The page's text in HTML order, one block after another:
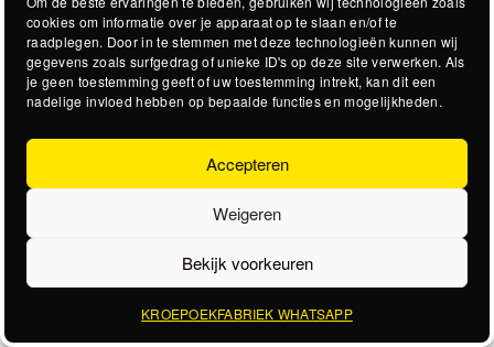
cookies om informatie over je apparaat op te slaan en/of te
raadplegen. Door in te stemmen met deze technologieën kunnen wij
gegevens zoals surfgedrag of unieke ID's op deze site verwerken. Als
je geen toestemming geeft of uw toestemming intrekt, kan dit een
nadelige invloed hebben op bepaalde functies en mogelijkheden.
Accepteren
Weigeren
Bekijk voorkeuren
KROEPOEKFABRIEK WHATSAPP